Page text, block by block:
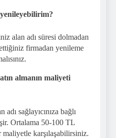
yenileyebilirim?
alan adı süresi dolmadan
firmadan yenileme
almanın maliyeti
adı sağlayıcınıza bağlı
Ortalama 50-100 TL
maliyetle karşılaşabilirsiniz.